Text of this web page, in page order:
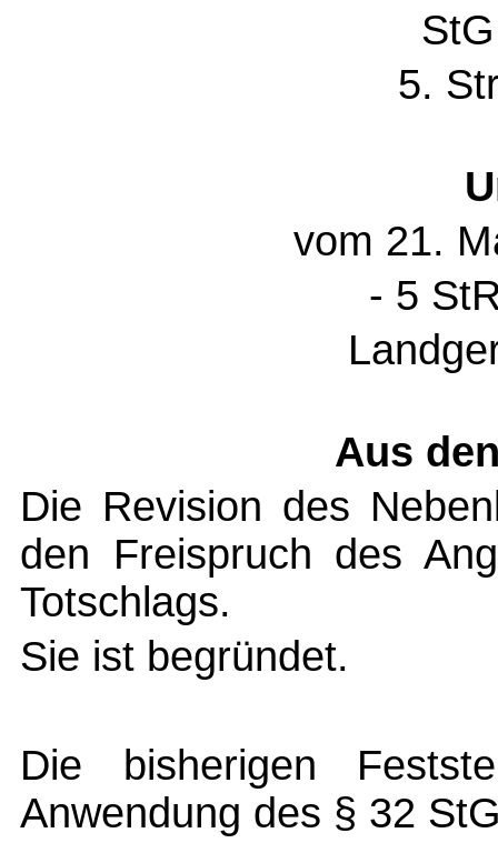
5.
vom 21.
- 5
Aus
Die Revision des
den Freispruch des
Totschlags.
Sie ist begründet.
Die bisherigen
Anwendung des § 32